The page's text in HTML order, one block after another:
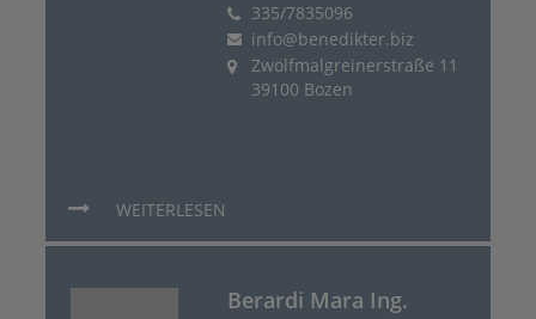
335/7835096
info@benedikter.biz
Zwölfmalgreinerstraße 11
39100 Bozen
WEITERLESEN
Berardi Mara Ing.